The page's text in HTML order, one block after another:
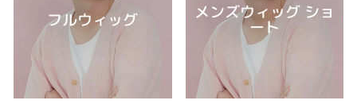
フルウィッグ メンズウィッグ ショ
ート